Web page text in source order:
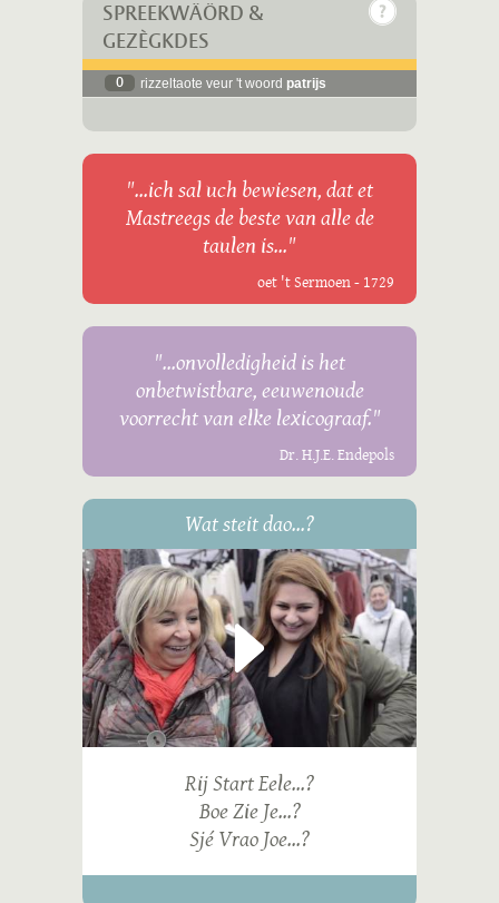
SPREEKWÄÖRD &
GEZÈGKDES
0 rizzeltaote veur 't woord patrijs
"...ich sal uch bewiesen, dat et
Mastreegs de beste van alle de
taulen is..."
oet 't Sermoen - 1729
"...onvolledigheid is het
onbetwistbare, eeuwenoude
voorrecht van elke lexicograaf."
Dr. H.J.E. Endepols
Wat steit dao...?
Rij Start Eele...?
Boe Zie Je...?
Sjé Vrao Joe...?